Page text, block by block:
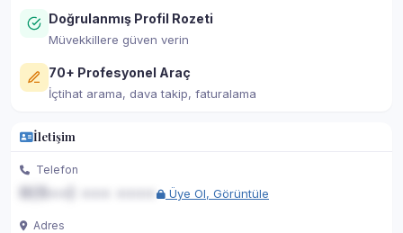
Doğrulanmış Profil Rozeti
Müvekkillere güven verin
70+ Profesyonel Araç
İçtihat arama, dava takip, faturalama
İletişim
Telefon
Üye Ol, Görüntüle
Adres